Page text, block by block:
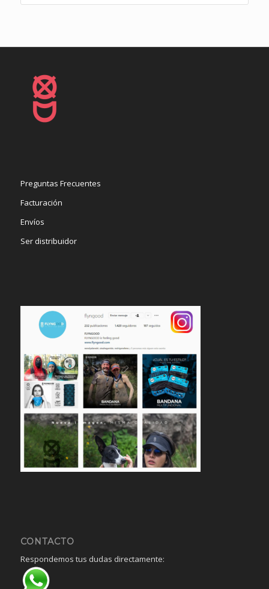
Preguntas Frecuentes
Facturación
Envíos
Ser distribuidor
CONTACTO
Respondemos tus dudas directamente: